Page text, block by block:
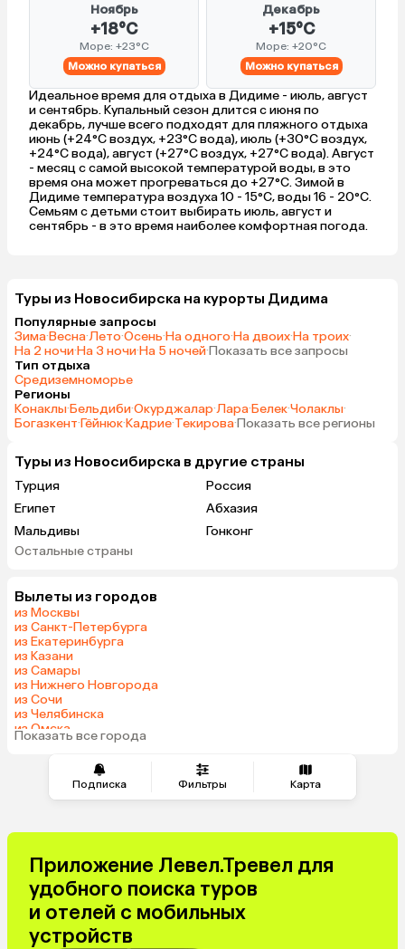
Подписка Фильтры Карта
Ноябрь
+18°C
Море: +23°C
Можно купаться
Декабрь
+15°C
Море: +20°C
Можно купаться
Идеальное время для отдыха в Дидиме - июль, август
и сентябрь. Купальный сезон длится с июня по
декабрь, лучше всего подходят для пляжного отдыха
июнь (+24°C воздух, +23°C вода), июль (+30°C воздух,
+24°C вода), август (+27°C воздух, +27°C вода). Август
- месяц с самой высокой температурой воды, в это
время она может прогреваться до +27°C. Зимой в
Дидиме температура воздуха 10 - 15°C, воды 16 - 20°C.
Семьям с детьми стоит выбирать июль, август и
сентябрь - в это время наиболее комфортная погода.
Туры из Новосибирска на курорты Дидима
Популярные запросы
Зима·Весна·Лето·Осень·На одного·На двоих·На троих·
На 2 ночи·На 3 ночи·На 5 ночей·Показать все запросы
Тип отдыха
Средиземноморье
Регионы
Конаклы·Бельдиби·Окурджалар·Лара·Белек·Чолаклы·
Богазкент·Гёйнюк·Кадрие·Текирова·Показать все регионы
Туры из Новосибирска в другие страны
Турция
Россия
Египет
Абхазия
Мальдивы
Гонконг
Саудовская Аравия
Остальные страны
Вылеты из городов
из Москвы
из Санкт-Петербурга
из Екатеринбурга
из Казани
из Самары
из Нижнего Новгорода
из Сочи
из Челябинска
из Омска
из Красноярска
Показать все города
Приложение Левел.Тревел для
удобного поиска туров
и отелей с мобильных
устройств